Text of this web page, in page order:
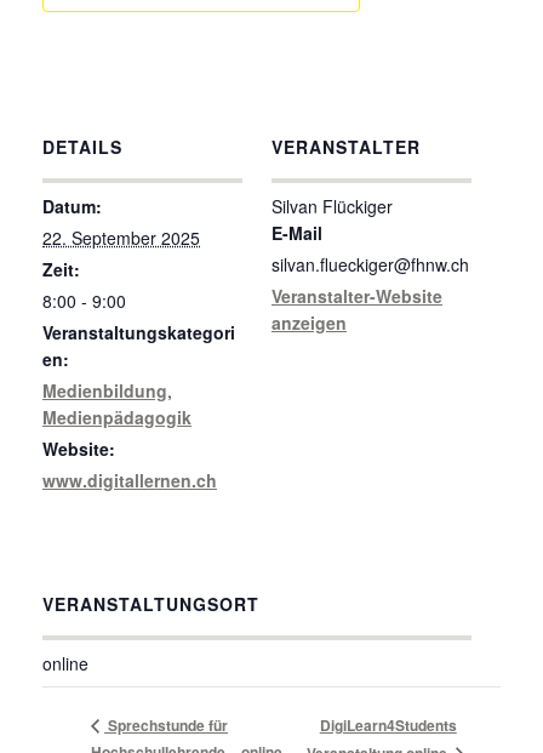
DETAILS
Datum:
22. September 2025
Zeit:
8:00 - 9:00
Veranstaltungskategori
en:
Medienbildung,
Medienpädagogik
Website:
www.digitallernen.ch
VERANSTALTER
Silvan Flückiger
E-Mail
silvan.flueckiger@fhnw.ch
Veranstalter-Website
anzeigen
VERANSTALTUNGSORT
online
Sprechstunde für
DigiLearn4Students